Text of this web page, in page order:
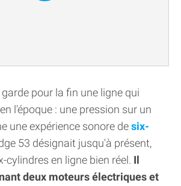
pour la fin une ligne qui
l'époque : une pression sur un
une expérience sonore desix-
53 désignait jusqu'à présent,
cylindres en ligne bien réel. Il
deux moteurs électriques et